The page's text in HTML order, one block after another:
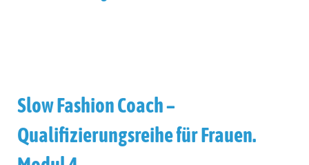
Slow Fashion Coach –
Qualifizierungsreihe für Frauen.